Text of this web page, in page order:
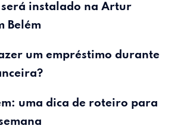
instalado na Artur
Belém
um empréstimo durante
: uma dica de roteiro para